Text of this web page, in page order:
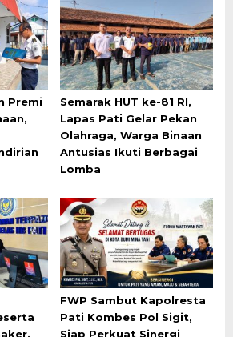
Premi
Semarak HUT ke-81 RI,
Lapas Pati Gelar Pekan
Olahraga, Warga Binaan
Antusias Ikuti Berbagai
Lomba
FWP Sambut Kapolresta
Pati Kombes Pol Sigit,
Siap Perkuat Sinergi